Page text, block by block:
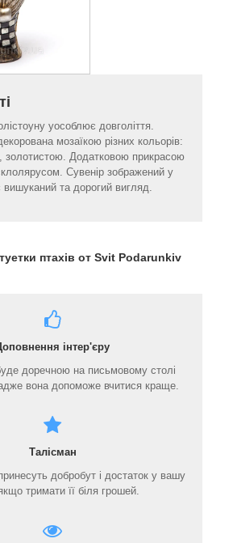
уособлює довголіття.
мозаїкою різних кольорів:
золотистою. Додатковою прикрасою
Сувенір зображений у
та дорогий вигляд.
птахів от Svit Podarunkiv
інтер'єру
доречною на письмовому столі
вона допоможе вчитися краще.
Талісман
добробут і достаток у вашу
тримати її біля грошей.